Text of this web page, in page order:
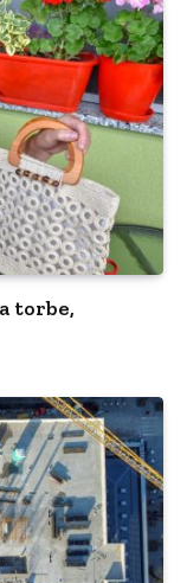
torbe,